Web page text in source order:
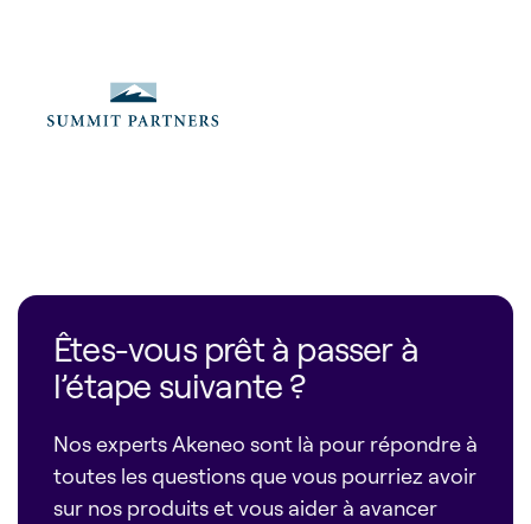
Êtes-vous prêt à passer à
l’étape suivante ?
Nos experts Akeneo sont là pour répondre à
toutes les questions que vous pourriez avoir
sur nos produits et vous aider à avancer